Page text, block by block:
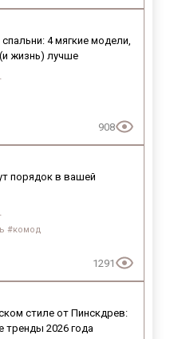
4 мягкие модели,
жизнь) лучше
908
порядок в вашей
#комод
1291
стиле от Пинскдрев:
тренды 2026 года